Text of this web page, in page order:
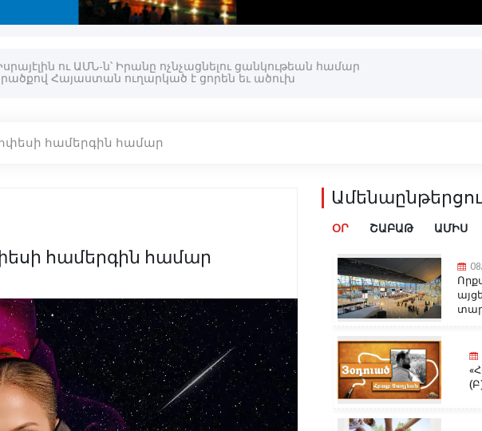
ու ԱՄՆ-ն՝ Իրանը ոչնչացնելու ցանկութեան համար
համերգին համար
համերգին համար
ՕՐ ՇԱԲԱԹ ԱՄԻՍ